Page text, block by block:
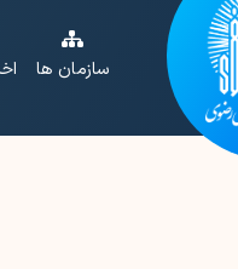
سازمان ها